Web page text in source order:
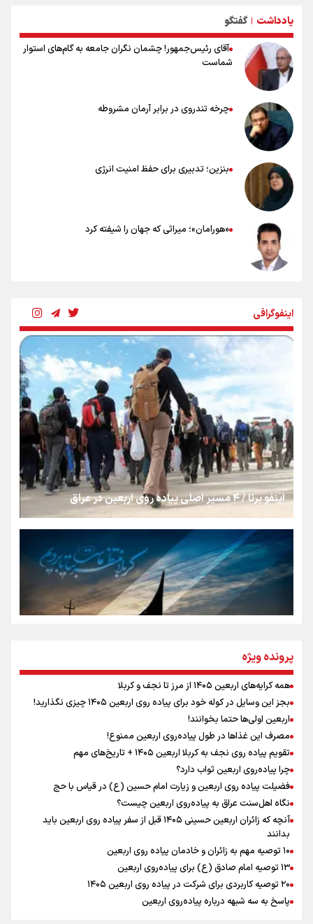
۲۰ نکته دوستانه درباره پیاده روی اربعین و عراقی ها
یادداشت | گفتگو
آقای رئیس‌جمهور! چشمان نگران جامعه به گام‌های استوار
شماست
چرخه تندروی در برابر آرمان مشروطه
بنزین؛ تدبیری برای حفظ امنیت انرژی
«هورامان»؛ میراثی که جهان را شیفته کرد
رسانه ملی و حق مردم برای شنیدن صدای رئیس‌جمهوری
روایت ایران از کنار مردم
از طلوع خیابان‌ها تا غروب اشک
جمله‌ای که بغض چهارماهه را شکست؛ «آهای مردم، آقا از
تهران رفتند»
سه حسرتی که به دلم ماند
نگاه تمدنی رهبر شهید به فضای مجازی
رابطه کارگر و کارفرما در اندیشه رهبر شهید: از تضاد به
زوجیت
اینفوگرافی
اینفو برنا / ۴ مسیر اصلی پیاده روی اربعین در عراق
اینفو برنا / توصیه‌هایی طلایی برای پیاده روی اربعین
اینفو برنا / جدول کامل فاصله مرز شلمچه تا شهرهای زیارتی
عراق
پرونده ویژه
همه کرایه‌های اربعین ۱۴۰۵ از مرز تا نجف و کربلا
بجز این وسایل در کوله خود برای پیاده روی اربعین ۱۴۰۵ چیزی نگذارید!
اربعین اولی‌ها حتما بخوانند!
مصرف این غذاها در طول پیاده‌روی اربعین ممنوع!
تقویم پیاده روی نجف به کربلا اربعین ۱۴۰۵ + تاریخ‌های مهم
چرا پیاده‌روی اربعین ثواب دارد؟
فضیلت پیاده روی اربعین و زیارت امام حسین (ع) در قیاس با حج
نگاه اهل‌سنت عراق به پیاده‌روی اربعین چیست؟
آنچه که زائران اربعین حسینی ۱۴۰۵ قبل از سفر پیاده روی اربعین باید
بدانند
۱۰ توصیه مهم به زائران و خادمان پیاده روی اربعین
۱۳ توصیه امام صادق (ع) برای پیاده‌روی اربعین
۲۰ توصیه کاربردی برای شرکت در پیاده روی اربعین ۱۴۰۵
پاسخ به سه‌ شبهه درباره پیاده‌روی اربعین